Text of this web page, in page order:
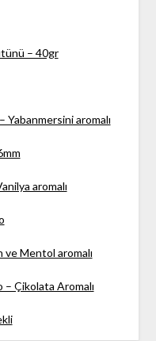
– 40gr
aromalı
aromalı
Mentol aromalı
Çikolata Aromalı